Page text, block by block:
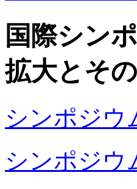
国際シン
拡大とそ
シンポジウ
シンポジウ